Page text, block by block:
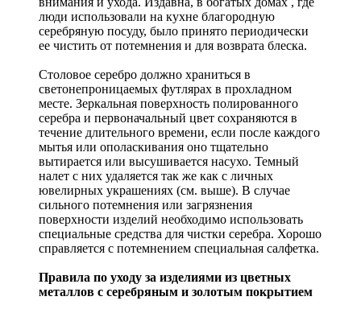
люди использовали на кухне благородную
серебряную посуду, было принято периодически
ее чистить от потемнения и для возврата блеска.
Столовое серебро должно храниться в
светонепроницаемых футлярах в прохладном
месте. Зеркальная поверхность полированного
серебра и первоначальный цвет сохраняются в
течение длительного времени, если после каждого
мытья или ополаскивания оно тщательно
вытирается или высушивается насухо. Темный
налет с них удаляется так же как с личных
ювелирных украшениях (см. выше). В случае
сильного потемнения или загрязнения
поверхности изделий необходимо использовать
специальные средства для чистки серебра. Хорошо
справляется с потемнением специальная салфетка.
Правила по уходу за изделиями из цветных
металлов с серебряным и золотым покрытием